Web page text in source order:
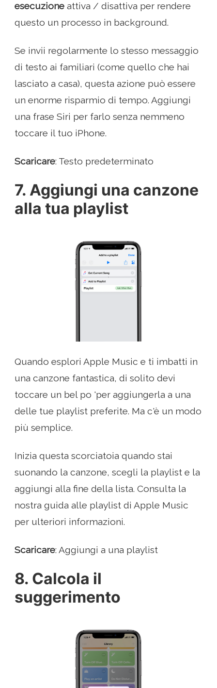
esecuzione attiva / disattiva per rendere
questo un processo in background.
Se invii regolarmente lo stesso messaggio
di testo ai familiari (come quello che hai
lasciato a casa), questa azione può essere
un enorme risparmio di tempo. Aggiungi
una frase Siri per farlo senza nemmeno
toccare il tuo iPhone.
Scaricare: Testo predeterminato
7. Aggiungi una canzone
alla tua playlist
Quando esplori Apple Music e ti imbatti in
una canzone fantastica, di solito devi
toccare un bel po 'per aggiungerla a una
delle tue playlist preferite. Ma c'è un modo
più semplice.
Inizia questa scorciatoia quando stai
suonando la canzone, scegli la playlist e la
aggiungi alla fine della lista. Consulta la
nostra guida alle playlist di Apple Music
per ulteriori informazioni.
Scaricare: Aggiungi a una playlist
8. Calcola il
suggerimento